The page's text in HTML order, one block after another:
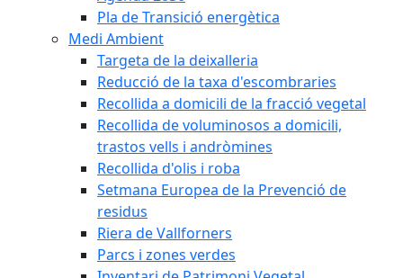
Pla de Transició energètica
Medi Ambient
Targeta de la deixalleria
Reducció de la taxa d'escombraries
Recollida a domicili de la fracció vegetal
Recollida de voluminosos a domicili,
trastos vells i andròmines
Recollida d'olis i roba
Setmana Europea de la Prevenció de
residus
Riera de Vallforners
Parcs i zones verdes